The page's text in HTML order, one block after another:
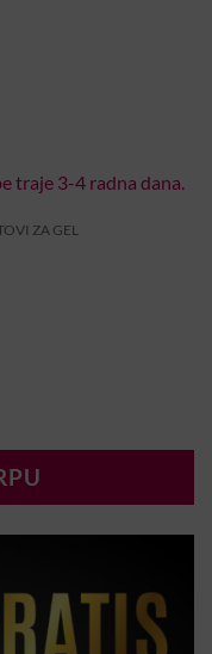
traje 3-4 radna dana.
ZA GEL